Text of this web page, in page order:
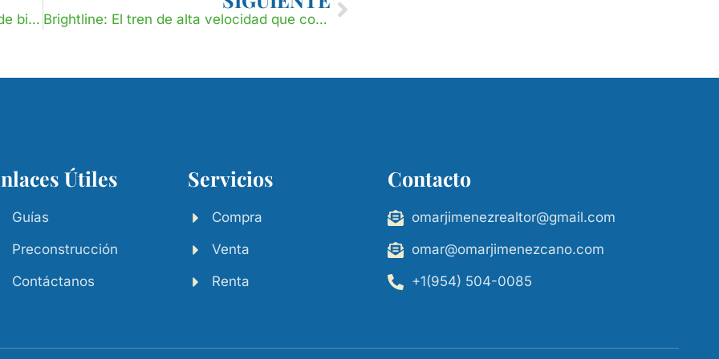
¿Por qué debo invertir en el mercado de bienes raíces en Doral? Brightline: El tren de alta velocidad que conecta a Florida
Útiles
Guías
Preconstrucción
Contáctanos
Servicios
Compra
Venta
Renta
Contacto
omarjimenezrealtor@gmail.com
omar@omarjimenezcano.com
+1(954) 504-0085